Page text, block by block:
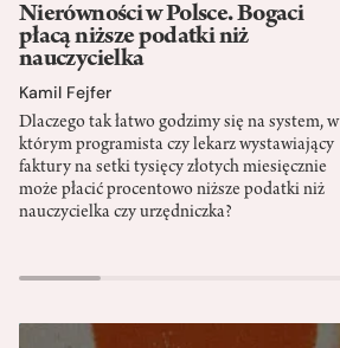
Nierówności w Polsce. Bogaci
płacą niższe podatki niż
nauczycielka
Kamil Fejfer
Dlaczego tak łatwo godzimy się na system, w
którym programista czy lekarz wystawiający
faktury na setki tysięcy złotych miesięcznie
może płacić procentowo niższe podatki niż
nauczycielka czy urzędniczka?